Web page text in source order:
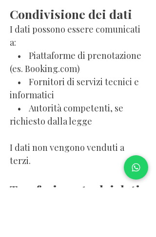
Condivisione dei dati
I dati possono essere comunicati
a:
• Piattaforme di prenotazione
(es. Booking.com)
• Fornitori di servizi tecnici e
informatici
• Autorità competenti, se
richiesto dalla legge
I dati non vengono venduti a
terzi.
Trasferimento dei dati